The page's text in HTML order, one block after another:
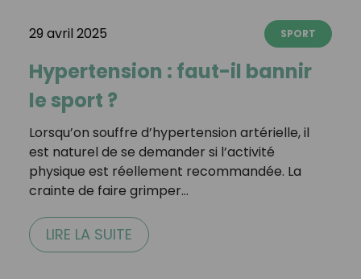
29 avril 2025 SPORT
Hypertension : faut-il bannir
le sport ?
Lorsqu’on souffre d’hypertension artérielle, il
est naturel de se demander si l’activité
physique est réellement recommandée. La
crainte de faire grimper…
LIRE LA SUITE